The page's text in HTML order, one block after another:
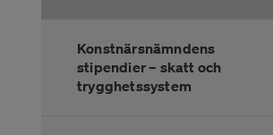
Konstnärsnämndens
stipendier – skatt och
trygghetssystem